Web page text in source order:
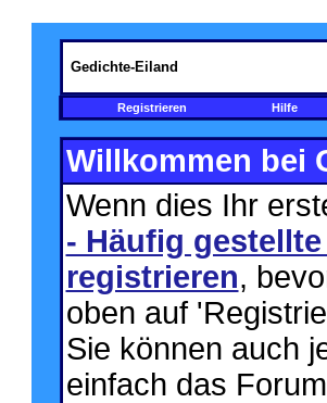
Gedichte-Eiland
Registrieren Hilfe
Willkommen bei
Wenn dies Ihr
- Häufig gestellte
registrieren,
oben auf
Sie können auch
einfach das